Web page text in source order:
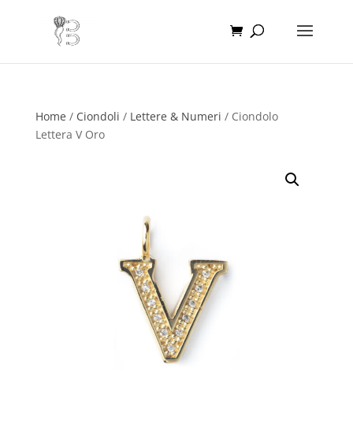
Home / Ciondoli / Lettere & Numeri / Ciondolo
Lettera V Oro